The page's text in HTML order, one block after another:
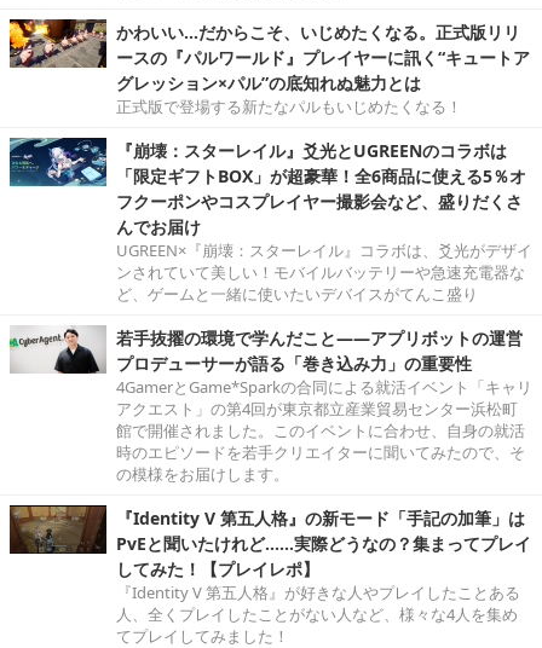
かわいい…だからこそ、いじめたくなる。正式版リリ
ースの『パルワールド』プレイヤーに訊く“キュートア
グレッション×パル”の底知れぬ魅力とは
正式版で登場する新たなパルもいじめたくなる！
『崩壊：スターレイル』爻光とUGREENのコラボは
「限定ギフトBOX」が超豪華！全6商品に使える5％オ
フクーポンやコスプレイヤー撮影会など、盛りだくさ
んでお届け
UGREEN×『崩壊：スターレイル』コラボは、爻光がデザイ
ンされていて美しい！モバイルバッテリーや急速充電器な
ど、ゲームと一緒に使いたいデバイスがてんこ盛り
若手抜擢の環境で学んだこと――アプリボットの運営
プロデューサーが語る「巻き込み力」の重要性
4GamerとGame*Sparkの合同による就活イベント「キャリ
アクエスト」の第4回が東京都立産業貿易センター浜松町
館で開催されました。このイベントに合わせ、自身の就活
時のエピソードを若手クリエイターに聞いてみたので、そ
の模様をお届けします。
『Identity V 第五人格』の新モード「手記の加筆」は
PvEと聞いたけれど……実際どうなの？集まってプレイ
してみた！【プレイレポ】
『Identity V 第五人格』が好きな人やプレイしたことある
人、全くプレイしたことがない人など、様々な4人を集め
てプレイしてみました！